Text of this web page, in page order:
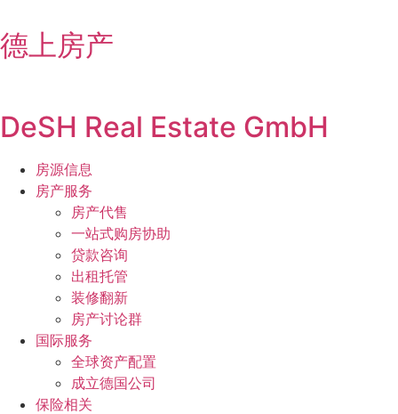
to
content
德上房产
DeSH Real Estate GmbH
房源信息
房产服务
房产代售
一站式购房协助
贷款咨询
出租托管
装修翻新
房产讨论群
国际服务
全球资产配置
成立德国公司
保险相关